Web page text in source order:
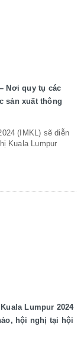
Nơi quy tụ các
sản xuất thông
(IMKL) sẽ diễn
Kuala Lumpur
Lumpur 2024
hội nghị tại hội